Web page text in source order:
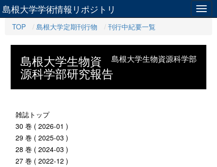
島根大学学術情報リポジトリ
TOP 島根大学定期刊行物 刊行中紀要一覧
島根大学生物資源科学部
島根大学生物資
源科学部研究報告
雑誌トップ
30 巻 ( 2026-01 )
29 巻 ( 2025-03 )
28 巻 ( 2024-03 )
27 巻 ( 2022-12 )